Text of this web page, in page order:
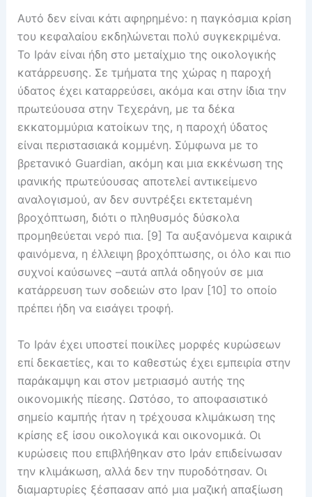
Αυτό δεν είναι κάτι αφηρημένο: η παγκόσμια κρίση
του κεφαλαίου εκδηλώνεται πολύ συγκεκριμένα.
Το Ιράν είναι ήδη στο μεταίχμιο της οικολογικής
κατάρρευσης. Σε τμήματα της χώρας η παροχή
ύδατος έχει καταρρεύσει, ακόμα και στην ίδια την
πρωτεύουσα στην Τεχεράνη, με τα δέκα
εκκατομμύρια κατοίκων της, η παροχή ύδατος
είναι περιστασιακά κομμένη. Σύμφωνα με το
βρετανικό Guardian, ακόμη και μια εκκένωση της
ιρανικής πρωτεύουσας αποτελεί αντικείμενο
αναλογισμού, αν δεν συντρέξει εκτεταμένη
βροχόπτωση, διότι ο πληθυσμός δύσκολα
προμηθεύεται νερό πια. [9] Τα αυξανόμενα καιρικά
φαινόμενα, η έλλειψη βροχόπτωσης, οι όλο και πιο
συχνοί καύσωνες –αυτά απλά οδηγούν σε μια
κατάρρευση των σοδειών στο Ιραν [10] το οποίο
πρέπει ήδη να εισάγει τροφή.
Το Ιράν έχει υποστεί ποικίλες μορφές κυρώσεων
επί δεκαετίες, και το καθεστώς έχει εμπειρία στην
παράκαμψη και στον μετριασμό αυτής της
οικονομικής πίεσης. Ωστόσο, το αποφασιστικό
σημείο καμπής ήταν η τρέχουσα κλιμάκωση της
κρίσης εξ ίσου οικολογικά και οικονομικά. Οι
κυρώσεις που επιβλήθηκαν στο Ιράν επιδείνωσαν
την κλιμάκωση, αλλά δεν την πυροδότησαν. Οι
διαμαρτυρίες ξέσπασαν από μια μαζική απαξίωση